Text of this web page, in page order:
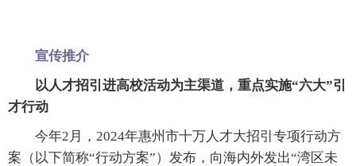
宣传推介
以人才招引进高校活动为主渠道，重点实施“六大”引
才行动
今年2月，2024年惠州市十万人才大招引专项行动方
案（以下简称“行动方案”）发布，向海内外发出“湾区未